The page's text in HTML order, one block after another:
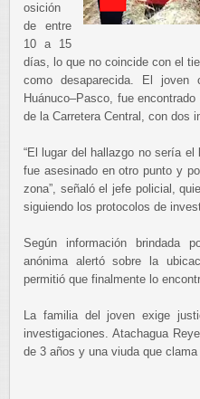
osición
de entre
10 a 15
días, lo que no coincide con el
como desaparecida. El joven
Huánuco–Pasco, fue
de la Carretera Central, con dos
“El lugar del hallazgo no sería
fue asesinado en otro punto y
zona”, señaló el jefe policial,
siguiendo los protocolos de
Según información brindada
anónima alertó sobre la
permitió que finalmente lo
La familia del joven exige
investigaciones. Atachagua
de 3 años y una viuda que